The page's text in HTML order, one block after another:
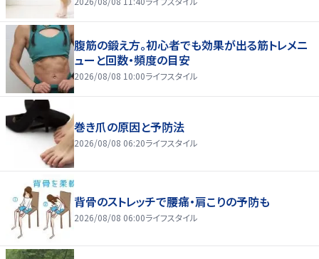
腹筋の鍛え方。初心者でも効果が出る筋トレメニ
ューと回数・頻度の目安
2026/08/08 10:00ライフスタイル
巻き爪の原因と予防法
2026/08/08 06:20ライフスタイル
背骨のストレッチで腰痛・肩こりの予防も
2026/08/08 06:00ライフスタイル